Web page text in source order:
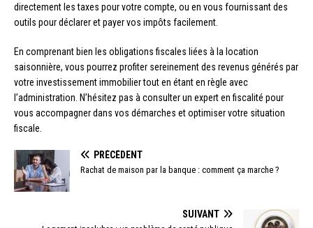
directement les taxes pour votre compte, ou en vous fournissant des
outils pour déclarer et payer vos impôts facilement.
En comprenant bien les obligations fiscales liées à la location
saisonnière, vous pourrez profiter sereinement des revenus générés par
votre investissement immobilier tout en étant en règle avec
l’administration. N’hésitez pas à consulter un expert en fiscalité pour
vous accompagner dans vos démarches et optimiser votre situation
fiscale.
PRÉCÉDENT
Rachat de maison par la banque : comment ça marche ?
SUIVANT